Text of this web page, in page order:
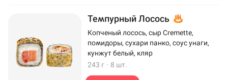
Темпурный Лосось
Копченый лосось, сыр Cremette,
помидоры, сухари панко, соус унаги,
кунжут белый, кляр
243 г · 8 шт.